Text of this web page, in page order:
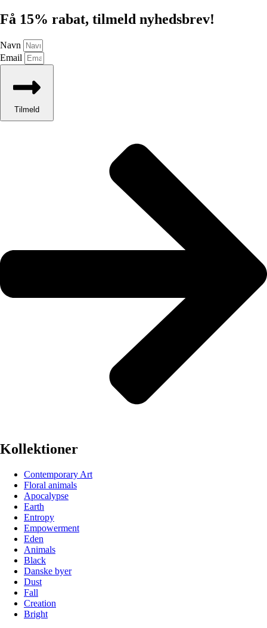
Få 15% rabat, tilmeld nyhedsbrev!
Navn
Email
Tilmeld
Kollektioner
Contemporary Art
Floral animals
Apocalypse
Earth
Entropy
Empowerment
Eden
Animals
Black
Danske byer
Dust
Fall
Creation
Bright